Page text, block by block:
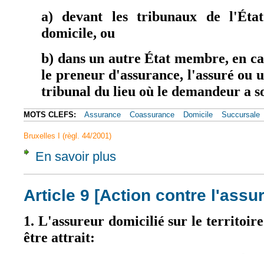
a) devant les tribunaux de
domicile, ou
b) dans un autre État membre, en
le preneur d'assurance, l'assuré ou
tribunal du lieu où le demandeur a
MOTS CLEFS: Assurance Coassurance Domicile Succursale
Bruxelles I (règl. 44/2001)
En savoir plus
Article 9 [Action contre
1. L'assureur domicilié sur le
être attrait: